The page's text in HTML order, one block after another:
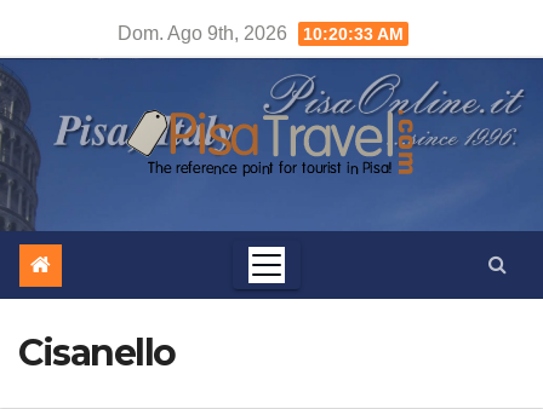
contenuto
Dom. Ago 9th, 2026 10:20:34 AM
Cisanello